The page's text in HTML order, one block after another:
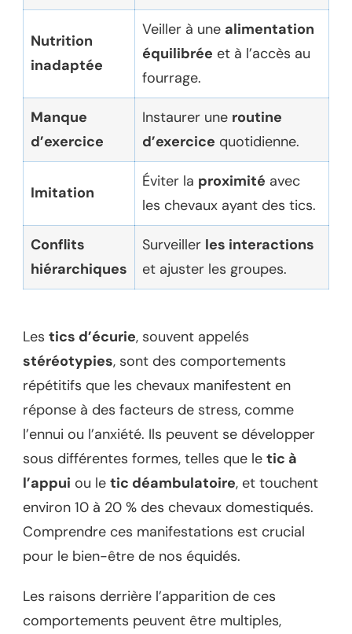
Nutrition
inadaptée
Veiller à une alimentation
équilibrée et à l’accès au
fourrage.
Manque
d’exercice
Instaurer une routine
d’exercice quotidienne.
Imitation
Éviter la proximité avec
les chevaux ayant des tics.
Conflits
hiérarchiques
Surveiller les interactions
et ajuster les groupes.
Les tics d’écurie, souvent appelés
stéréotypies, sont des comportements
répétitifs que les chevaux manifestent en
réponse à des facteurs de stress, comme
l’ennui ou l’anxiété. Ils peuvent se développer
sous différentes formes, telles que le tic à
l’appui ou le tic déambulatoire, et touchent
environ 10 à 20 % des chevaux domestiqués.
Comprendre ces manifestations est crucial
pour le bien-être de nos équidés.
Les raisons derrière l’apparition de ces
comportements peuvent être multiples,